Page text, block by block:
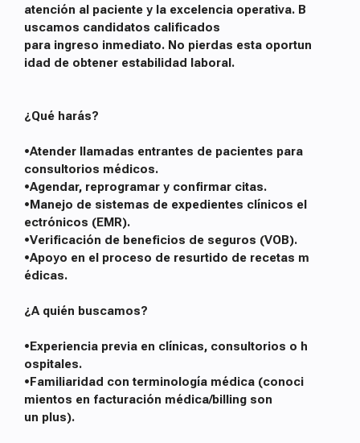
atención al paciente y la excelencia operativa. B
uscamos candidatos calificados
para ingreso inmediato. No pierdas esta oportun
idad de obtener estabilidad laboral.
¿Qué harás?
•Atender llamadas entrantes de pacientes para
consultorios médicos.
•Agendar, reprogramar y confirmar citas.
•Manejo de sistemas de expedientes clínicos el
ectrónicos (EMR).
•Verificación de beneficios de seguros (VOB).
•Apoyo en el proceso de resurtido de recetas m
édicas.
¿A quién buscamos?
•Experiencia previa en clínicas, consultorios o h
ospitales.
•Familiaridad con terminología médica (conoci
mientos en facturación médica/billing son
un plus).